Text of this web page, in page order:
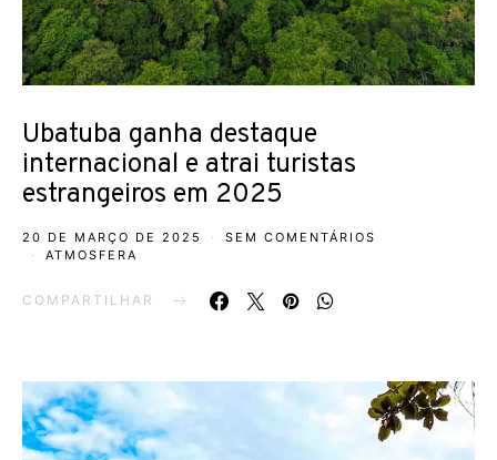
Ubatuba ganha destaque
internacional e atrai turistas
estrangeiros em 2025
20 DE MARÇO DE 2025
SEM COMENTÁRIOS
ATMOSFERA
COMPARTILHAR